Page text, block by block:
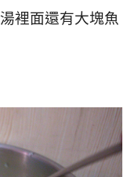
湯裡面還有大塊魚